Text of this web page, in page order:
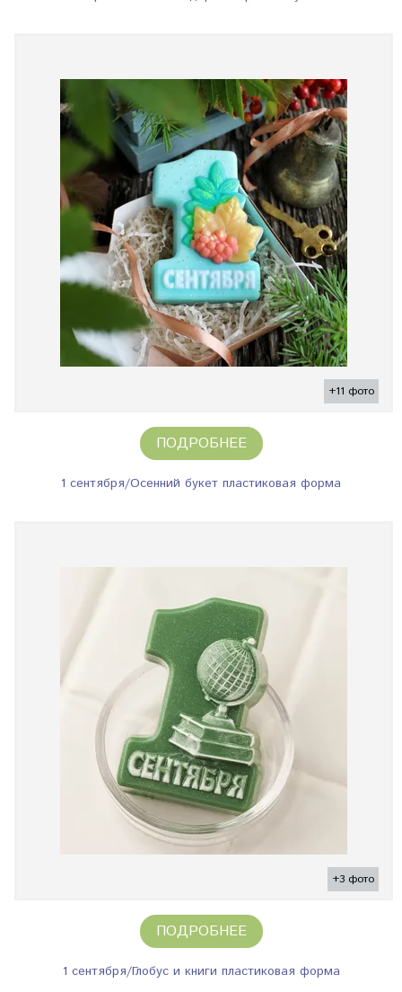
+11 фото
ПОДРОБНЕЕ
1 сентября/Осенний букет пластиковая форма
+3 фото
ПОДРОБНЕЕ
1 сентября/Глобус и книги пластиковая форма